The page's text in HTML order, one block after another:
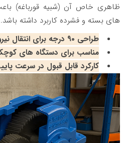
ظاهری خاص آن (شبیه قورباغه)
های بسته و فشرده کاربرد داشته باشد.
طراحی ۹۰ درجه برای انتقال نیرو
مناسب برای دستگاه‌ های
کارکرد قابل‌ قبول در سرعت